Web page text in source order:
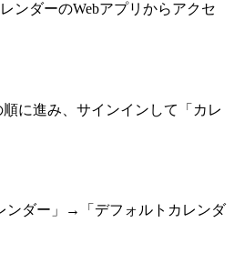
ンダーのWebアプリからアクセ
に進み、サインインして「カレ
ンダー」→「デフォルトカレンダ